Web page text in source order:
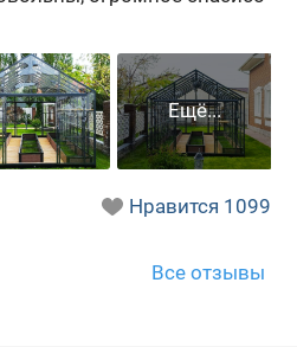
Нравится 1099
Все отзывы